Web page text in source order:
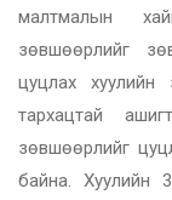
малтмалын
зөвшөөрлийг
цуцлах хуулийн
тархацтай
зөвшөөрлийг
байна. Хуулийн